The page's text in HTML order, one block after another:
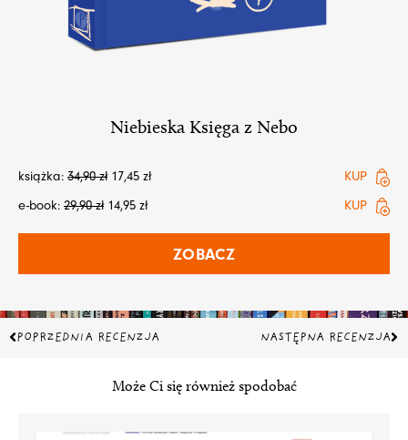
Niebieska Księga z Nebo
książka: 34,90zł 17,45 zł
KUP
e-book: 29,90zł 14,95 zł KUP
ZOBACZ
Prev
POPRZEDNIA RECENZJA NASTĘPNA RECENZJA
Może Ci się również spodobać